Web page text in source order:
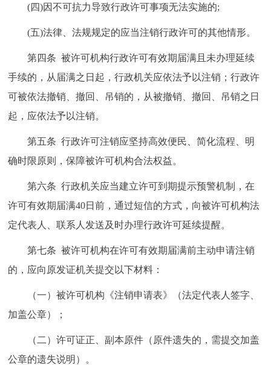
(四)因不可抗力导致行政许可事项无法实施的;
(五)法律、法规规定的应当注销行政许可的其他情形。
第四条 被许可机构行政许可有效期届满且未办理延续
手续的，从届满之日起，行政机关应依法予以注销；行政许
可被依法撤销、撤回、吊销的，从被撤销、撤回、吊销之日
起，应依法予以注销。
第五条 行政许可注销应坚持高效便民、简化流程、明
确时限原则，保障被许可机构合法权益。
第六条 行政机关应当建立许可到期提示预警机制，在
许可有效期届满40日前，通过短信的方式，向被许可机构法
定代表人、联系人发送及时办理行政许可延续提醒。
第七条 被许可机构在许可有效期届满前主动申请注销
的，应向原发证机关提交以下材料：
（一）被许可机构《注销申请表》（法定代表人签字、
加盖公章）；
（二）许可证正、副本原件（原件遗失的，需提交加盖
公章的遗失说明）。